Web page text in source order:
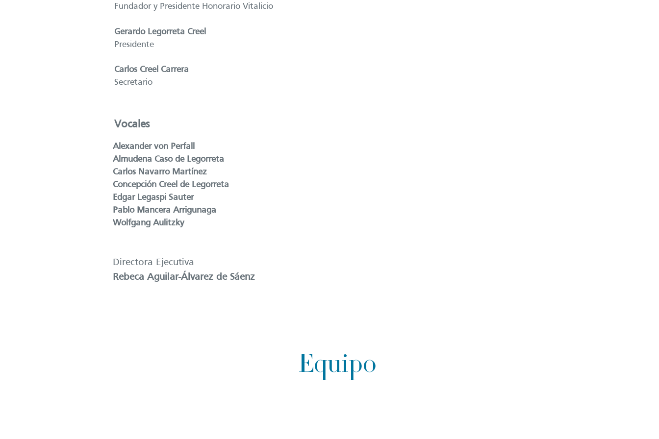
Fundador y Presidente Honorario Vitalicio
Gerardo Legorreta Creel
Presidente
Carlos Creel Carrera
Secretario
Vocales
Alexander von Perfall
Almudena Caso de Legorreta
Carlos Navarro Martínez
Concepción Creel de Legorreta
Edgar Legaspi Sauter
Pablo Mancera Arrigunaga
Wolfgang Aulitzky
Directora Ejecutiva
Rebeca Aguilar-Álvarez de Sáenz
Equipo